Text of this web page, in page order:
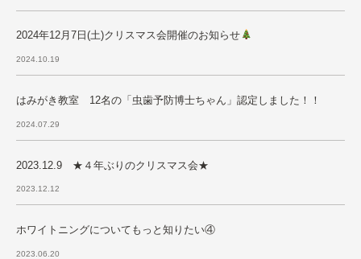
2024年12月7日(土)クリスマス会開催のお知らせ
2024.10.19
はみがき教室 12名の「虫歯予防博士ちゃん」認定しました！！
2024.07.29
2023.12.9 ★４年ぶりのクリスマス会★
2023.12.12
ホワイトニングについてもっと知りたい④
2023.06.20